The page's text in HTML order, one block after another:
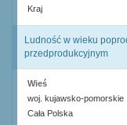
Kraj
Ludność w wieku
przedprodukcyjnym
Wieś
woj. kujawsko-pomorskie
Cała Polska